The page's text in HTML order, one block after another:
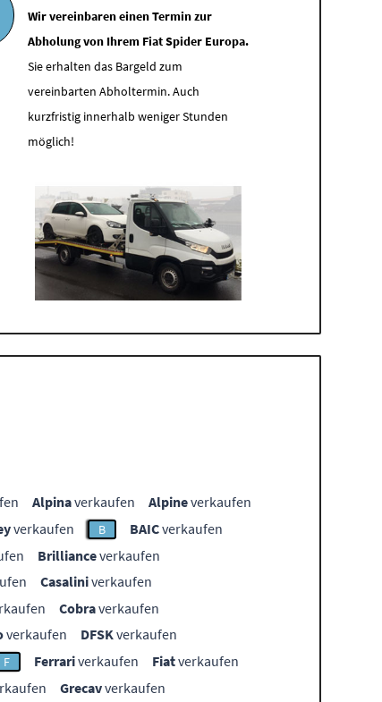
Wir vereinbaren einen Termin zur
Abholung von Ihrem Fiat Spider Europa.
Sie erhalten das Bargeld zum
vereinbarten Abholtermin. Auch
kurzfristig innerhalb weniger Stunden
möglich!
Alpinaverkaufen Alpineverkaufen
verkaufen B BAICverkaufen
Brillianceverkaufen
Casaliniverkaufen
Cobraverkaufen
verkaufen DFSKverkaufen
F Ferrariverkaufen Fiatverkaufen
Grecavverkaufen